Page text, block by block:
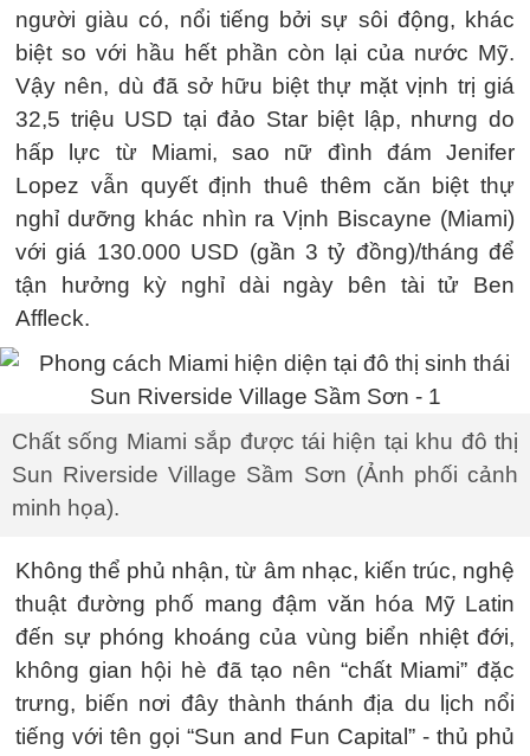
người giàu có, nổi tiếng bởi sự sôi động, khác
biệt so với hầu hết phần còn lại của nước Mỹ.
Vậy nên, dù đã sở hữu biệt thự mặt vịnh trị giá
32,5 triệu USD tại đảo Star biệt lập, nhưng do
hấp lực từ Miami, sao nữ đình đám Jenifer
Lopez vẫn quyết định thuê thêm căn biệt thự
nghỉ dưỡng khác nhìn ra Vịnh Biscayne (Miami)
với giá 130.000 USD (gần 3 tỷ đồng)/tháng để
tận hưởng kỳ nghỉ dài ngày bên tài tử Ben
Affleck.
Chất sống Miami sắp được tái hiện tại khu đô thị
Sun Riverside Village Sầm Sơn (Ảnh phối cảnh
minh họa).
Không thể phủ nhận, từ âm nhạc, kiến trúc, nghệ
thuật đường phố mang đậm văn hóa Mỹ Latin
đến sự phóng khoáng của vùng biển nhiệt đới,
không gian hội hè đã tạo nên “chất Miami” đặc
trưng, biến nơi đây thành thánh địa du lịch nổi
tiếng với tên gọi “Sun and Fun Capital” - thủ phủ